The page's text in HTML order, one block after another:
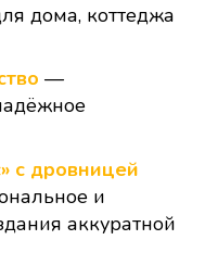
дома, коттеджа
—
с дровницей
и
аккуратной